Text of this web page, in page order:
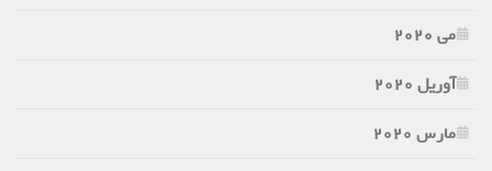
می 2020
آوریل 2020
مارس 2020